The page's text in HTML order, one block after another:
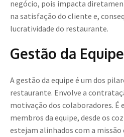
negócio, pois impacta
na satisfação do cliente e,
lucratividade do restaurante.
Gestão da Equipe
A gestão da equipe é um dos
restaurante. Envolve a
motivação dos colaboradores. É
membros da equipe, desde os
estejam alinhados com a missão